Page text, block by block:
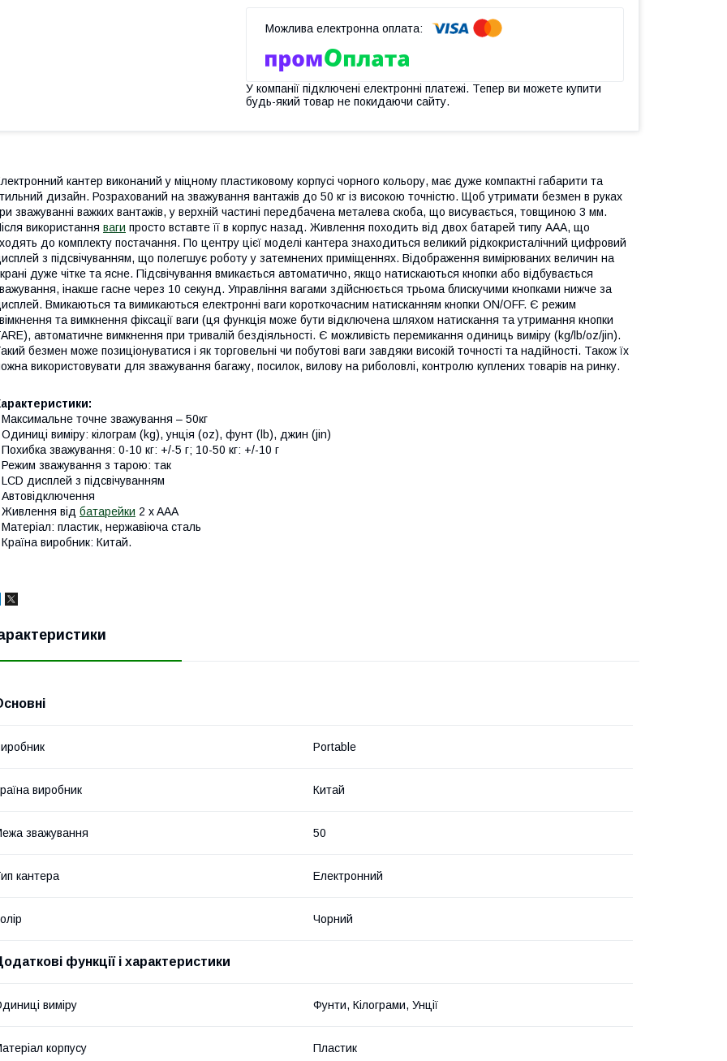
У компанії підключені електронні платежі. Тепер ви можете купити
будь-який товар не покидаючи сайту.
кантер виконаний у міцному пластиковому корпусі чорного кольору, має дуже компактні габарити та
дизайн. Розрахований на зважування вантажів до 50 кг із високою точністю. Щоб утримати безмен в руках
зважуванні важких вантажів, у верхній частині передбачена металева скоба, що висувається, товщиною 3 мм.
використання ваги просто вставте її в корпус назад. Живлення походить від двох батарей типу ААА, що
до комплекту постачання. По центру цієї моделі кантера знаходиться великий рідкокристалічний цифровий
з підсвічуванням, що полегшує роботу у затемнених приміщеннях. Відображення вимірюваних величин на
дуже чітке та ясне. Підсвічування вмикається автоматично, якщо натискаються кнопки або відбувається
інакше гасне через 10 секунд. Управління вагами здійснюється трьома блискучими кнопками нижче за
Вмикаються та вимикаються електронні ваги короткочасним натисканням кнопки ON/OFF. Є режим
та вимкнення фіксації ваги (ця функція може бути відключена шляхом натискання та утримання кнопки
автоматичне вимкнення при тривалій бездіяльності. Є можливість перемикання одиниць виміру (kg/lb/oz/jin).
безмен може позиціонуватися і як торговельні чи побутові ваги завдяки високій точності та надійності. Також їх
використовувати для зважування багажу, посилок, вилову на риболовлі, контролю куплених товарів на ринку.
точне зважування – 50кг
виміру: кілограм (kg), унція (oz), фунт (lb), джин (jin)
зважування: 0-10 кг: +/-5 г; 10-50 кг: +/-10 г
зважування з тарою: так
дисплей з підсвічуванням
від батарейки 2 x AAA
пластик, нержавіюча сталь
виробник: Китай.
Portable
виробник Китай
зважування 50
кантера Електронний
Чорний
функції і характеристики
виміру Фунти, Кілограми, Унції
корпусу Пластик